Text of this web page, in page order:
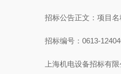
招标公告正文：项目名
招标编号：0613-
上海机电设备招标有限公